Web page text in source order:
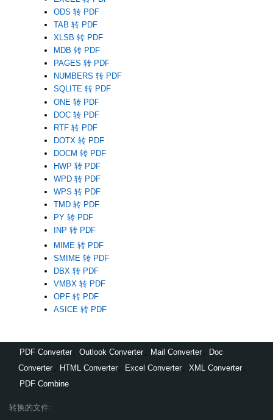
ODS 转 PDF
TAB 转 PDF
XLSB 转 PDF
MDB 转 PDF
PAGES 转 PDF
NUMBERS 转 PDF
SQLITE 转 PDF
ONE 转 PDF
DOC 转 PDF
RTF 转 PDF
DOTX 转 PDF
DOCM 转 PDF
HWP 转 PDF
WPD 转 PDF
WPS 转 PDF
TMD 转 PDF
PY 转 PDF
INP 转 PDF
MIME 转 PDF
SMIME 转 PDF
DBX 转 PDF
VMBX 转 PDF
OPF 转 PDF
ASICE 转 PDF
PDF Converter , Outlook Converter , Mail Converter ,
Doc
Converter , HTML Converter , Excel Converter , XML Converter ,
PDF Combine
转换的文件: